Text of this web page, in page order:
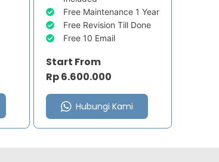
Free Maintenance 1 Year
Free Revision Till Done
Free 10 Email
Start From
Rp 6.600.000
Hubungi Kami